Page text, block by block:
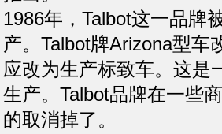
1986年，Talbot这一品牌
产。Talbot牌Arizona型
应改为生产标致车。这是
生产。Talbot品牌在一些
的取消掉了。